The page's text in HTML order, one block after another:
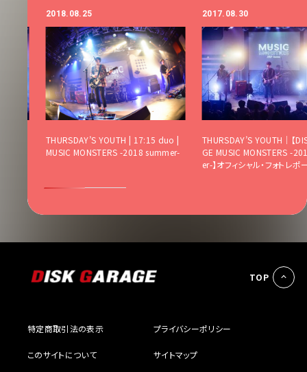
2018.08.25
THURSDAY’S YOUTH | 17:15 duo |
MUSIC MONSTERS -2018 summer-
2017.08.30
THURSDAY’S YOUTH｜【
GE MUSIC MONSTERS -
er-】オフィシャル・フォトレポ
TOP
特定商取引法の表示 プライバシーポリシー
このサイトについて サイトマップ